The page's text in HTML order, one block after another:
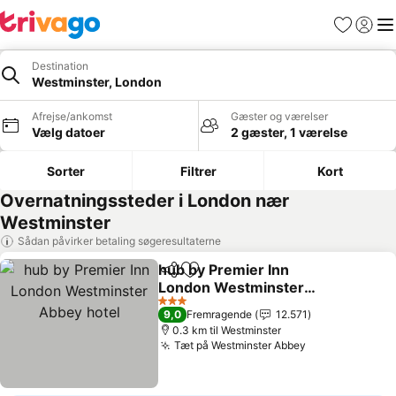
Favoritter
Log ind
Destination
Westminster, London
Afrejse/ankomst
Vælg datoer
Gæster og værelser
2 gæster, 1 værelse
Sorter Filtrer Kort
Overnatningssteder i London nær
Westminster
Sådan påvirker betaling søgeresultaterne
Del Føj til favoritter
hub by Premier Inn
London Westminster
Abbey hotel
Se priser
3 Stjerner
9,0 Fremragende
12.571
0.3 km til Westminster
Tæt på Westminster Abbey